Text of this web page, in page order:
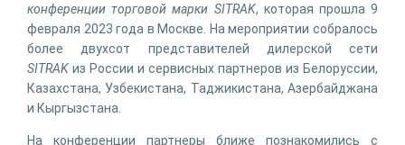
конференции торговой марки SITRAK, которая прошла 9
февраля 2023 года в Москве. На мероприятии собралось
более двухсот представителей дилерской сети
SITRAK из России и сервисных партнеров из Белоруссии,
Казахстана, Узбекистана, Таджикистана, Азербайджана
и Кыргызстана.
На конференции партнеры ближе познакомились с